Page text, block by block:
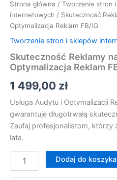
Strona główna / Tworzenie stron
internetowych / Skuteczność
Optymalizacja Reklam FB/IG
Tworzenie stron i sklepów
Skuteczność Reklamy
Optymalizacja Reklam
1 499,00 zł
Usługa Audytu i Optymalizacji
gwarantuje długotrwałą
Zaufaj profesjonalistom, którzy
lata.
Dodaj do koszyka